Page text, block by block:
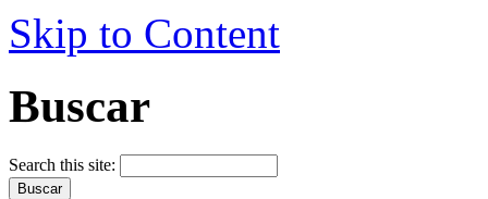
Skip to Content
Buscar
Search this site: